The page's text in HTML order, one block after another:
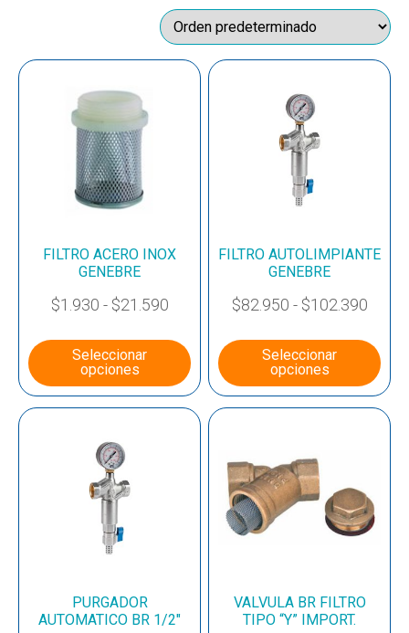
FILTRO ACERO INOX
GENEBRE
$1.930 - $21.590
Seleccionar
opciones
FILTRO AUTOLIMPIANTE
GENEBRE
$82.950 - $102.390
Seleccionar
opciones
PURGADOR
AUTOMATICO BR 1/2″
VALVULA BR FILTRO
TIPO “Y” IMPORT.